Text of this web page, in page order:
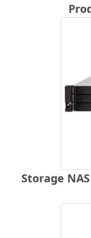
Storage